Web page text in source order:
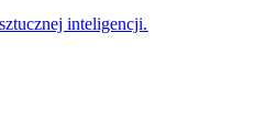
inteligencji.​​